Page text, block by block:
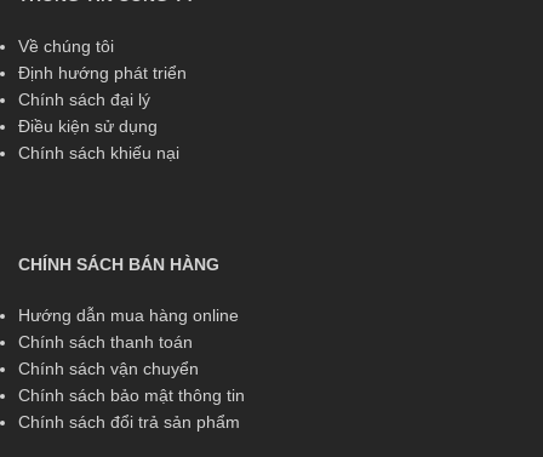
Về chúng tôi
Định hướng phát triển
Chính sách đại lý
Điều kiện sử dụng
Chính sách khiếu nại
CHÍNH SÁCH BÁN HÀNG
Hướng dẫn mua hàng online
Chính sách thanh toán
Chính sách vận chuyển
Chính sách bảo mật thông tin
Chính sách đổi trả sản phẩm